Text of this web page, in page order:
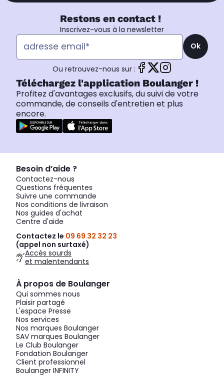
Restons en contact !
Inscrivez-vous à la newsletter
Ok
Ou retrouvez-nous sur :
Téléchargez l'application Boulanger !
Profitez d'avantages exclusifs, du suivi de votre
commande, de conseils d'entretien et plus
encore.
Besoin d’aide ?
Contactez-nous
Questions fréquentes
Suivre une commande
Nos conditions de livraison
Nos guides d'achat
Centre d'aide
Contactez le 09 69 32 32 23
(appel non surtaxé)
Accès sourds
et malentendants
À propos de Boulanger
Qui sommes nous
Plaisir partagé
L'espace Presse
Nos services
Nos marques Boulanger
SAV marques Boulanger
Le Club Boulanger
Fondation Boulanger
Client professionnel
Boulanger INFINITY